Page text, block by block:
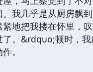
。我几乎是从厨房飘
紧地把我搂在怀里，
了。&rdquo;顿时，我
。